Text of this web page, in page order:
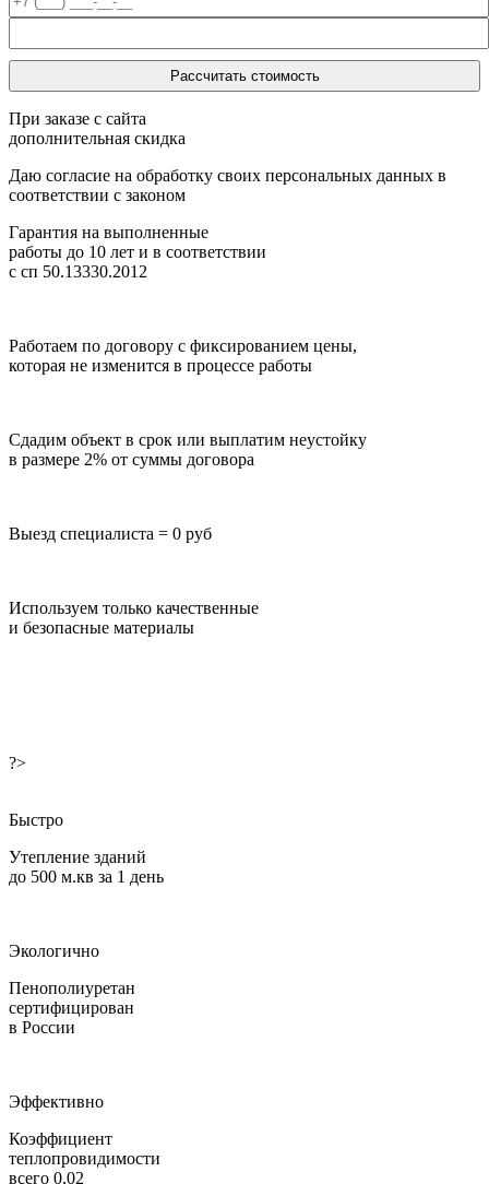
При заказе с сайта
дополнительная скидка
Даю согласие на обработку своих персональных данных в
соответствии с законом
Гарантия на выполненные
работы до 10 лет и в соответствии
с сп 50.13330.2012
Работаем по договору с фиксированием цены,
которая не изменится в процессе работы
Сдадим объект в срок или выплатим неустойку
в размере 2% от суммы договора
Выезд специалиста = 0 руб
Используем только качественные
и безопасные материалы
?>
Быстро
Утепление зданий
до 500 м.кв за 1 день
Экологично
Пенополиуретан
сертифицирован
в России
Эффективно
Коэффициент
теплопровидимости
всего 0,02